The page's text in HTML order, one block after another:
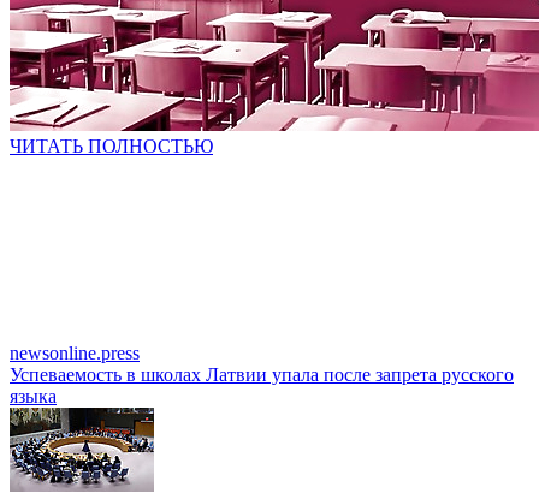
ЧИТАТЬ ПОЛНОСТЬЮ
newsonline.press
Успеваемость в школах Латвии упала после запрета русского
языка